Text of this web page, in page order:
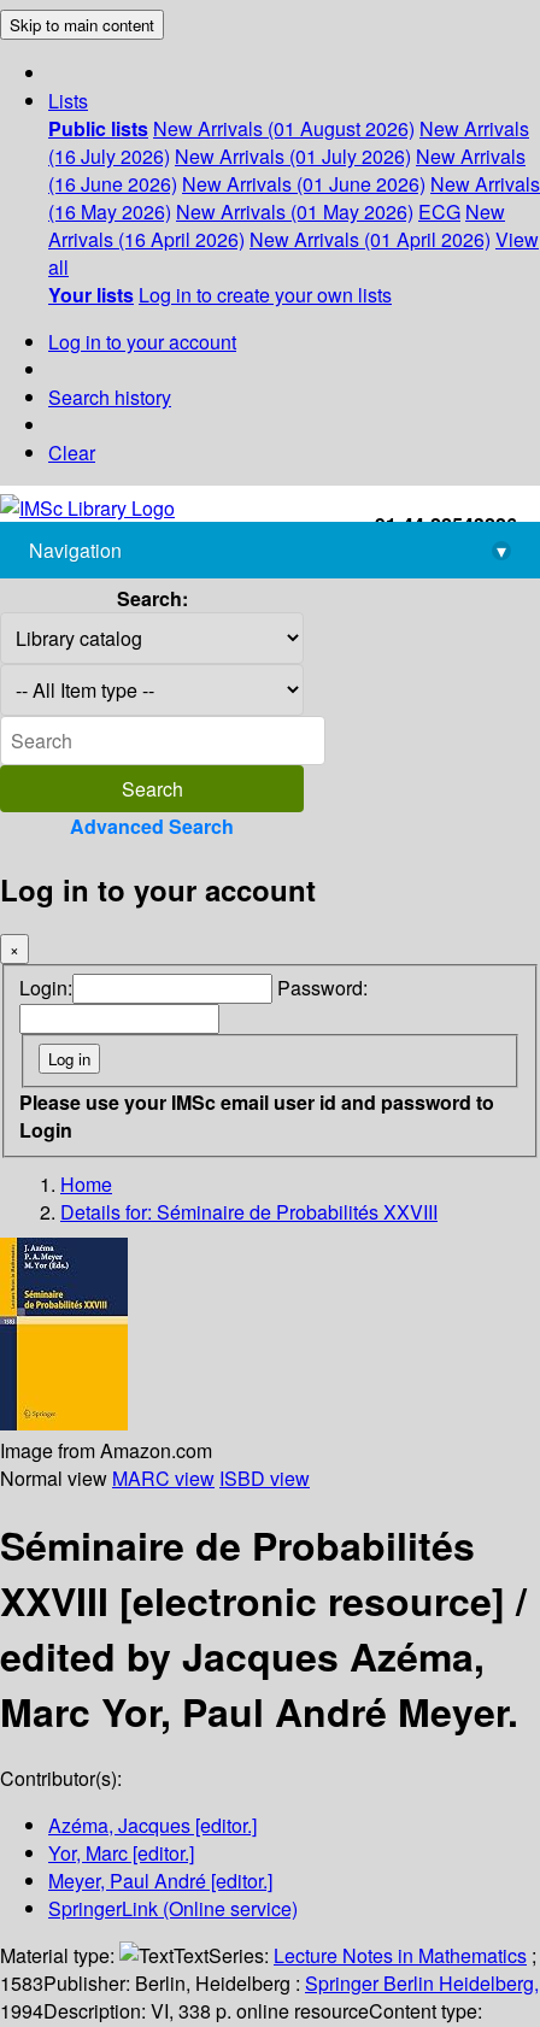
Skip to main content
Lists
Public lists New Arrivals (01 August 2026) New Arrivals
(16 July 2026) New Arrivals (01 July 2026) New Arrivals
(16 June 2026) New Arrivals (01 June 2026) New Arrivals
(16 May 2026) New Arrivals (01 May 2026) ECG New
Arrivals (16 April 2026) New Arrivals (01 April 2026) View
all
Your lists Log in to create your own lists
Log in to your account
Search history
Clear
+91-44-22543226
library@imsc.res.in
Navigation
▾
Search:
Advanced Search
Log in to your account
×
Login: Password:
Please use your IMSc email user id and password to
Login
Home
Details for: Séminaire de Probabilités XXVIII
Image from Amazon.com
Normal view MARC view ISBD view
Séminaire de Probabilités
XXVIII [electronic resource] /
edited by Jacques Azéma,
Marc Yor, Paul André Meyer.
Contributor(s):
Azéma, Jacques [editor.]
Yor, Marc [editor.]
Meyer, Paul André [editor.]
SpringerLink (Online service)
Material type:
TextSeries: Lecture Notes in Mathematics ;
1583Publisher: Berlin, Heidelberg : Springer Berlin Heidelberg,
1994Description: VI, 338 p. online resourceContent type: